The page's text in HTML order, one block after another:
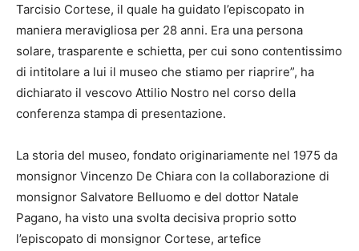
Tarcisio Cortese, il quale ha guidato l’episcopato in
maniera meravigliosa per 28 anni. Era una persona
solare, trasparente e schietta, per cui sono contentissimo
di intitolare a lui il museo che stiamo per riaprire”, ha
dichiarato il vescovo Attilio Nostro nel corso della
conferenza stampa di presentazione.
La storia del museo, fondato originariamente nel 1975 da
monsignor Vincenzo De Chiara con la collaborazione di
monsignor Salvatore Belluomo e del dottor Natale
Pagano, ha visto una svolta decisiva proprio sotto
l’episcopato di monsignor Cortese, artefice